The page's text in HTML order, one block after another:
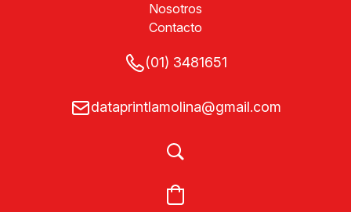
Nosotros
Contacto
(01) 3481651
dataprintlamolina@gmail.com